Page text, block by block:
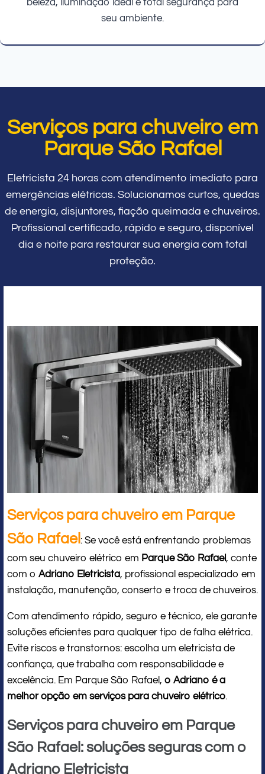
seu ambiente.
Serviços para chuveiro em
Parque São Rafael
Eletricista 24 horas com atendimento imediato para
emergências elétricas. Solucionamos curtos, quedas
de energia, disjuntores, fiação queimada e chuveiros.
Profissional certificado, rápido e seguro, disponível
dia e noite para restaurar sua energia com total
proteção.
Serviços para chuveiro em Parque
São Rafael : Se você está enfrentando problemas
com seu chuveiro elétrico em Parque São Rafael, conte
com o Adriano Eletricista, profissional especializado em
instalação, manutenção, conserto e troca de chuveiros.
Com atendimento rápido, seguro e técnico, ele garante
soluções eficientes para qualquer tipo de falha elétrica.
Evite riscos e transtornos: escolha um eletricista de
confiança, que trabalha com responsabilidade e
excelência. Em Parque São Rafael, o Adriano é a
melhor opção em serviços para chuveiro elétrico.
Serviços para chuveiro em Parque
São Rafael: soluções seguras com o
Adriano Eletricista